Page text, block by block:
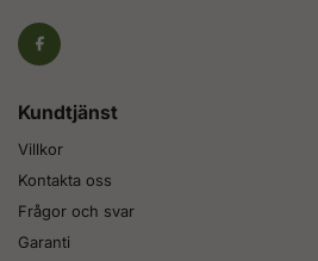
Kundtjänst
Villkor
Kontakta oss
Frågor och svar
Garanti